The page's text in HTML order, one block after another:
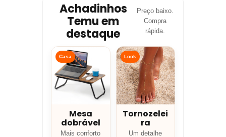
Achadinhos
Temu em
destaque
Preço baixo.
Compra
rápida.
Casa
Mesa
dobrável
Mais conforto
Look
Tornozelei
ra
Um detalhe